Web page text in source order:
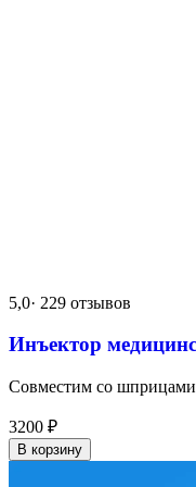
5,0· 229 отзывов
Инъектор
Совместим со
3200 ₽
В корзину